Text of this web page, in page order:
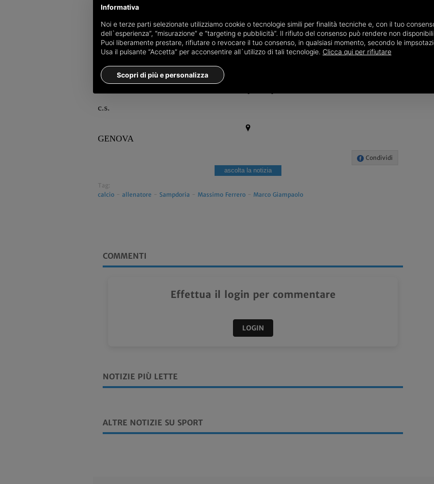
"Il settimo comandamento dice di non desiderare la donna d'altri, il Milan dovrebbe
chiamarmi". In caso di uscita ci sarebbe il ballottaggio tra Pioli e Di Francesco. Il
presidente chiude anche sulle possibilità di addio di Quagliarella. "Al Napoli? Lo
escludo, è fuori discussione. Ha un contratto con noi, sta bene alla Samp,
giocatore motivato col cuore, con la gamba, con testa". Diamo a lui tutti i meriti del
c.s.
GENOVA
Condividi
ascolta la notizia
Tag:
calcio - allenatore - Sampdoria - Massimo Ferrero - Marco Giampaolo
COMMENTI
Effettua il login per commentare
LOGIN
NOTIZIE PIÙ LETTE
ALTRE NOTIZIE SU SPORT
Informativa
Noi e terze parti selezionate utilizziamo cookie o tecnologie simili per finalità tecniche e, con il tuo
dell`esperienza”, “misurazione” e “targeting e pubblicità”. Il rifiuto del consenso può rendere non
Puoi liberamente prestare, rifiutare o revocare il tuo consenso, in qualsiasi momento, secondo le
Usa il pulsante “Accetta” per acconsentire all`utilizzo di tali tecnologie. Clicca qui per rifiutare
Scopri di più e personalizza